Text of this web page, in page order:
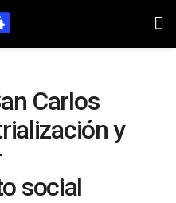
Carlos
y
social